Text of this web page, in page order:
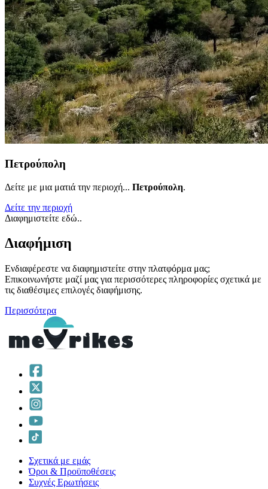
Πετρούπολη
Δείτε με μια ματιά την περιοχή... Πετρούπολη.
Δείτε την περιοχή
Διαφημιστείτε εδώ..
Διαφήμιση
Ενδιαφέρεστε να διαφημιστείτε στην πλατφόρμα μας;
Επικοινωνήστε μαζί μας για περισσότερες πληροφορίες σχετικά με
τις διαθέσιμες επιλογές διαφήμισης.
Περισσότερα
Σχετικά με εμάς
Όροι & Προϋποθέσεις
Συχνές Ερωτήσεις